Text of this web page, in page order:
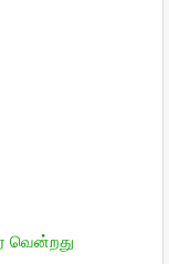
வென்றது